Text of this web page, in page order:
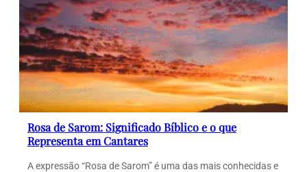
Rosa de Sarom: Significado Bíblico e o que
Representa em Cantares
A expressão “Rosa de Sarom” é uma das mais conhecidas e